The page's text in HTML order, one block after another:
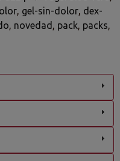
gel-sin-dolor dex-
novedad pack packs